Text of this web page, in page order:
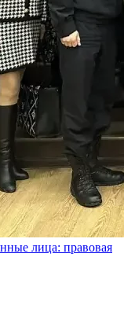
лица: правовая